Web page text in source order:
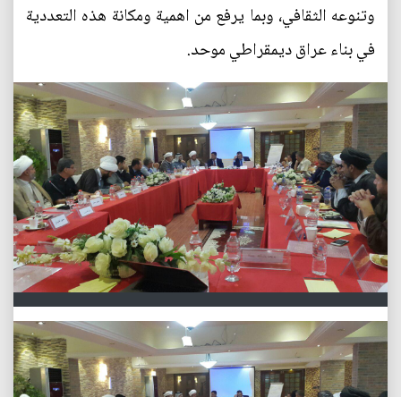
وتنوعه الثقافي، وبما يرفع من اهمية ومكانة هذه التعددية
في بناء عراق ديمقراطي موحد.